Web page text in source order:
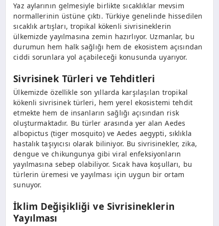
Yaz aylarının gelmesiyle birlikte sıcaklıklar mevsim
normallerinin üstüne çıktı. Türkiye genelinde hissedilen
sıcaklık artışları, tropikal kökenli sivrisineklerin
ülkemizde yayılmasına zemin hazırlıyor. Uzmanlar, bu
durumun hem halk sağlığı hem de ekosistem açısından
ciddi sorunlara yol açabileceği konusunda uyarıyor.
Sivrisinek Türleri ve Tehditleri
Ülkemizde özellikle son yıllarda karşılaşılan tropikal
kökenli sivrisinek türleri, hem yerel ekosistemi tehdit
etmekte hem de insanların sağlığı açısından risk
oluşturmaktadır. Bu türler arasında yer alan Aedes
albopictus (tiger mosquito) ve Aedes aegypti, sıklıkla
hastalık taşıyıcısı olarak biliniyor. Bu sivrisinekler, zika,
dengue ve chikungunya gibi viral enfeksiyonların
yayılmasına sebep olabiliyor. Sıcak hava koşulları, bu
türlerin üremesi ve yayılması için uygun bir ortam
sunuyor.
İklim Değişikliği ve Sivrisineklerin
Yayılması